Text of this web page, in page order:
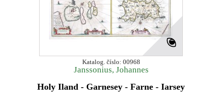
Katalog. číslo: 00968
Janssonius, Johannes
Holy Iland - Garnesey - Farne - Iarsey